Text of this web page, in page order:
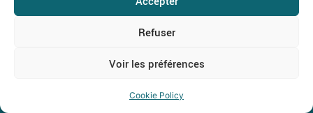
Refuser
Voir les préférences
Cookie Policy
MONTAGNE
© FRANCE MÉDECINE ESTHÉTIQUE 2026